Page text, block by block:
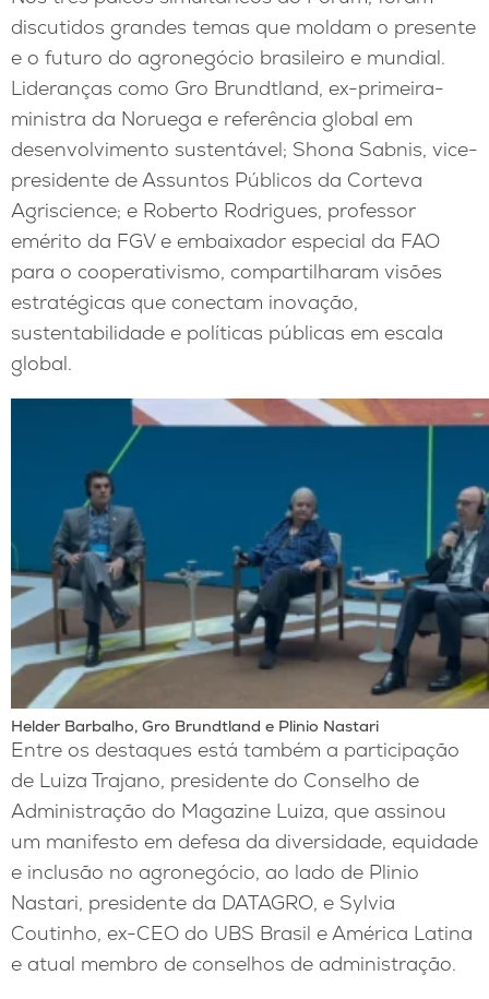
discutidos grandes temas que moldam o presente
e o futuro do agronegócio brasileiro e mundial.
Lideranças como Gro Brundtland, ex-primeira-
ministra da Noruega e referência global em
desenvolvimento sustentável; Shona Sabnis, vice-
presidente de Assuntos Públicos da Corteva
Agriscience; e Roberto Rodrigues, professor
emérito da FGV e embaixador especial da FAO
para o cooperativismo, compartilharam visões
estratégicas que conectam inovação,
sustentabilidade e políticas públicas em escala
global.
Helder Barbalho, Gro Brundtland e Plinio Nastari
Entre os destaques está também a participação
de Luiza Trajano, presidente do Conselho de
Administração do Magazine Luiza, que assinou
um manifesto em defesa da diversidade, equidade
e inclusão no agronegócio, ao lado de Plinio
Nastari, presidente da DATAGRO, e Sylvia
Coutinho, ex-CEO do UBS Brasil e América Latina
e atual membro de conselhos de administração.